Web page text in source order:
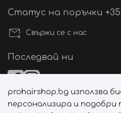
Статус на поръчки +359
Свържи се с нас
Последвай ни
Начини на плащане
prohairshop.bg използва
персонализира и подобри